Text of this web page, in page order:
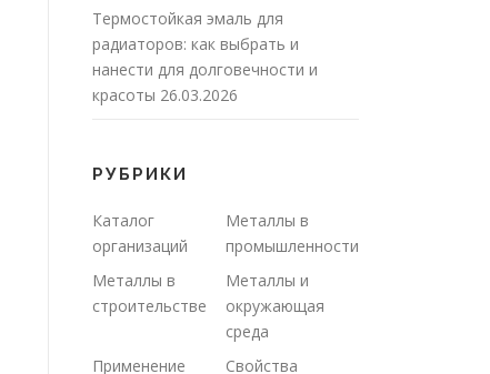
Термостойкая эмаль для
радиаторов: как выбрать и
нанести для долговечности и
красоты 26.03.2026
РУБРИКИ
Каталог
организаций
Металлы в
промышленности
Металлы в
строительстве
Металлы и
окружающая
среда
Применение
Свойства